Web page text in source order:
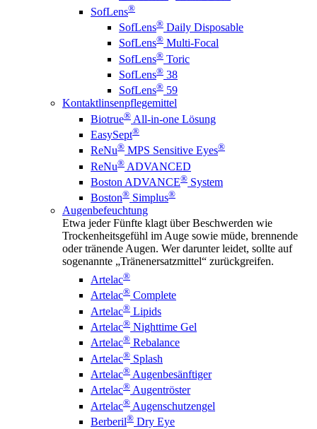
SofLens®
SofLens® Daily Disposable
SofLens® Multi-Focal
SofLens® Toric
SofLens® 38
SofLens® 59
Kontaktlinsenpflegemittel
Biotrue® All-in-one Lösung
EasySept®
ReNu® MPS Sensitive Eyes®
ReNu® ADVANCED
Boston ADVANCE® System
Boston® Simplus®
Augenbefeuchtung
Etwa jeder Fünfte klagt über Beschwerden wie
Trockenheitsgefühl im Auge sowie müde, brennende
oder tränende Augen. Wer darunter leidet, sollte auf
sogenannte „Tränenersatzmittel“ zurückgreifen.
Artelac®
Artelac® Complete
Artelac® Lipids
Artelac® Nighttime Gel
Artelac® Rebalance
Artelac® Splash
Artelac® Augenbesänftiger
Artelac® Augentröster
Artelac® Augenschutzengel
Berberil® Dry Eye